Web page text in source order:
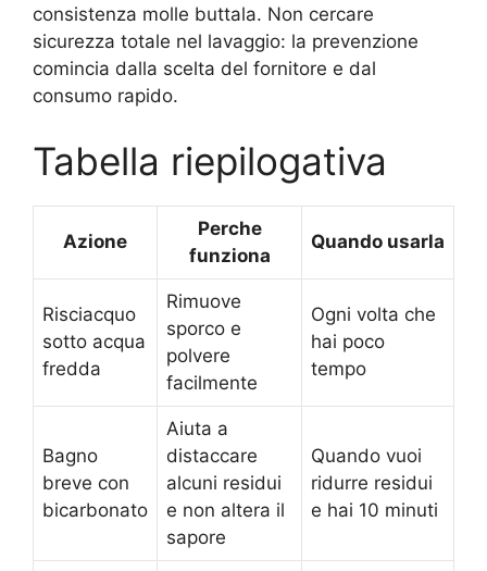
consistenza molle buttala. Non cercare
sicurezza totale nel lavaggio: la prevenzione
comincia dalla scelta del fornitore e dal
consumo rapido.
Tabella riepilogativa
Azione
Perche
funziona
Quando usarla
Risciacquo
sotto acqua
fredda
Rimuove
sporco e
polvere
facilmente
Ogni volta che
hai poco
tempo
Bagno
breve con
bicarbonato
Aiuta a
distaccare
alcuni residui
e non altera il
sapore
Quando vuoi
ridurre residui
e hai 10 minuti